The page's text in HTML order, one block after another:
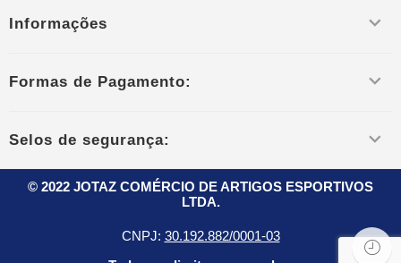
Informações
Formas de Pagamento:
Selos de segurança:
© 2022 JOTAZ COMÉRCIO DE ARTIGOS ESPORTIVOS
LTDA.
CNPJ: 30.192.882/0001-03